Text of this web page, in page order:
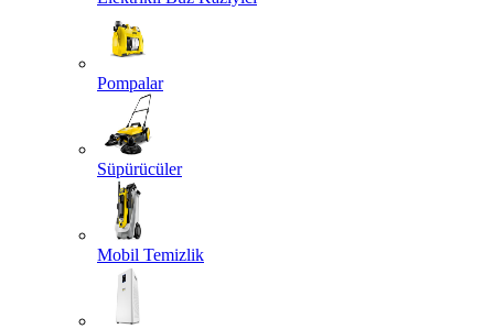
Pompalar
Süpürücüler
Mobil Temizlik